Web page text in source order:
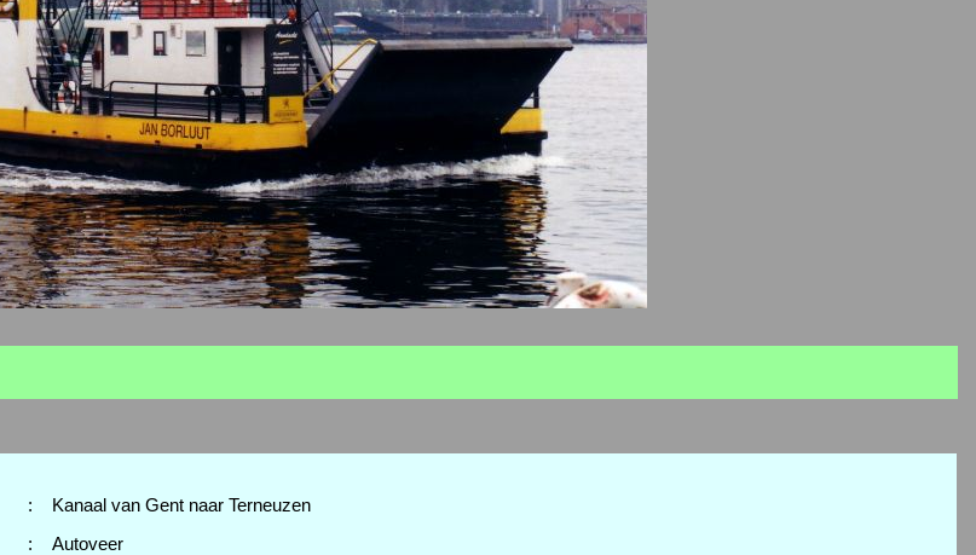
:
Kanaal van Gent naar Terneuzen
:
Autoveer